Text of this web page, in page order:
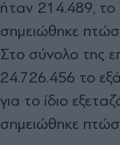
ήταν 214.489, το
σημειώθηκε
Στο σύνολο της
24.726.456 το
για το ίδιο
σημειώθηκε